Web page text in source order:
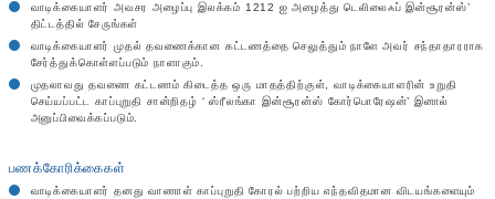
வாடிக்கையாளர் அவசர அழைப்பு இலக்கம் 1212 ஐ அழைத்து டெலிலைஃப் இன்சூரன்ஸ்’
திட்டத்தில் சேருங்கள்
வாடிக்கையாளர் முதல் தவணைக்கான கட்டணத்தை செலுத்தும் நாளே அவர் சந்தாதாரராக
சேர்த்துக்கொள்ளப்படும் நாளாகும்.
முதலாவது தவணை கட்டணம் கிடைத்த ஒரு மாதத்திற்குள், வாடிக்கையாளரின் உறுதி
செய்யப்பட்ட காப்புறுதி சான்றிதழ் ‘ ஸ்ரீலங்கா இன்சூரன்ஸ் கோர்பொரேஷன்’ இனால்
அனுப்பிவைக்கப்படும்.
பணக்கோரிக்கைகள்
வாடிக்கையாளர் தனது வாணாள் காப்புறுதி கோரல் பற்றிய எந்தவிதமான விடயங்களையும்